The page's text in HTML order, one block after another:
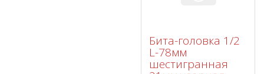
Бита-головка 1/2
L-78мм
шестигранная